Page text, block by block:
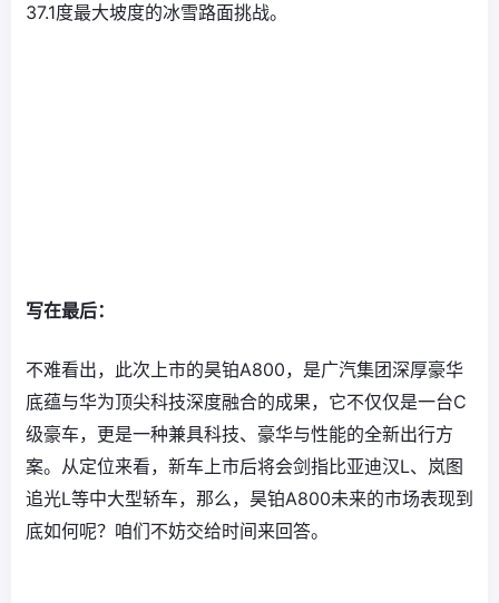
37.1度最大坡度的冰雪路面挑战。
写在最后：
不难看出，此次上市的昊铂A800，是广汽集团深厚豪华
底蕴与华为顶尖科技深度融合的成果，它不仅仅是一台C
级豪车，更是一种兼具科技、豪华与性能的全新出行方
案。从定位来看，新车上市后将会剑指比亚迪汉L、岚图
追光L等中大型轿车，那么，昊铂A800未来的市场表现到
底如何呢？咱们不妨交给时间来回答。